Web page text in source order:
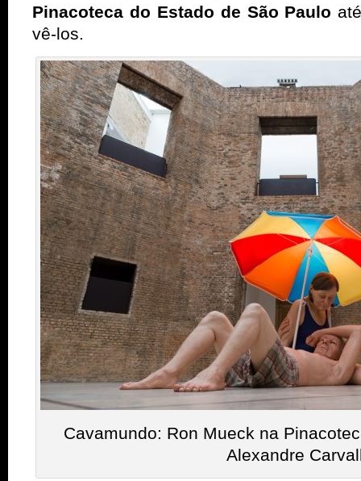
Pinacoteca do Estado de São Paulo
vê-los.
Cavamundo: Ron Mueck na
Alexandre